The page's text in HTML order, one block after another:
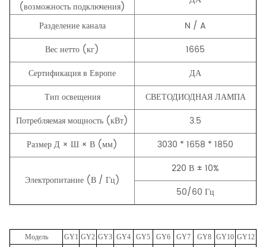
(возможность подключения)
Разделение канала
N / A
Вес нетто (кг)
1665
Сертификация в Европе
ДА
Тип освещения
СВЕТОДИОДНАЯ ЛАМПА
Потребляемая мощность (кВт)
3.5
Размер Д × Ш × В (мм)
3030 * 1658 * 1850
Электропитание (В / Гц)
220 В ± 10%
50/60 Гц
Модель GY1 GY2 GY3 GY4 GY5 GY6 GY7 GY8 GY10 GY12